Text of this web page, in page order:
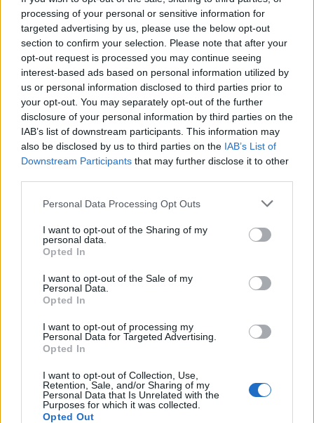
processing of your personal or sensitive information for
targeted advertising by us, please use the below opt-out
section to confirm your selection. Please note that after your
opt-out request is processed you may continue seeing
interest-based ads based on personal information utilized by
us or personal information disclosed to third parties prior to
your opt-out. You may separately opt-out of the further
disclosure of your personal information by third parties on the
IAB’s list of downstream participants. This information may
also be disclosed by us to third parties on the IAB’s List of
Downstream Participants that may further disclose it to other
Personal Data Processing Opt Outs
I want to opt-out of the Sharing of my
personal data.
Opted In
I want to opt-out of the Sale of my
Personal Data.
Opted In
I want to opt-out of processing my
Personal Data for Targeted Advertising.
Opted In
I want to opt-out of Collection, Use,
Retention, Sale, and/or Sharing of my
Personal Data that Is Unrelated with the
Purposes for which it was collected.
Opted Out
Staran luetuimmat
1